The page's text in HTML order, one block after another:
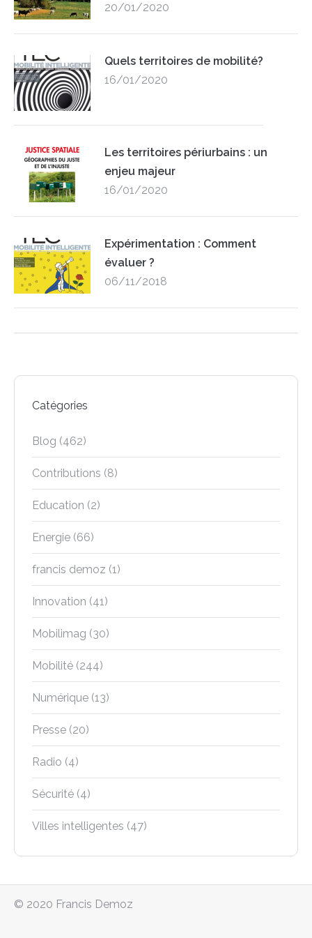
20/01/2020
Quels territoires de mobilité?
16/01/2020
Les territoires périurbains : un
enjeu majeur
16/01/2020
Expérimentation : Comment
évaluer ?
06/11/2018
Catégories
Blog (462)
Contributions (8)
Education (2)
Energie (66)
francis demoz (1)
Innovation (41)
Mobilimag (30)
Mobilité (244)
Numérique (13)
Presse (20)
Radio (4)
Sécurité (4)
Villes intelligentes (47)
© 2020 Francis Demoz